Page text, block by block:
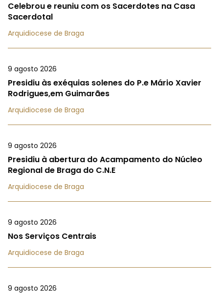
Celebrou e reuniu com os Sacerdotes na Casa
Sacerdotal
Arquidiocese de Braga
9 agosto 2026
Presidiu às exéquias solenes do P.e Mário Xavier
Rodrigues,em Guimarães
Arquidiocese de Braga
9 agosto 2026
Presidiu à abertura do Acampamento do Núcleo
Regional de Braga do C.N.E
Arquidiocese de Braga
9 agosto 2026
Nos Serviços Centrais
Arquidiocese de Braga
9 agosto 2026